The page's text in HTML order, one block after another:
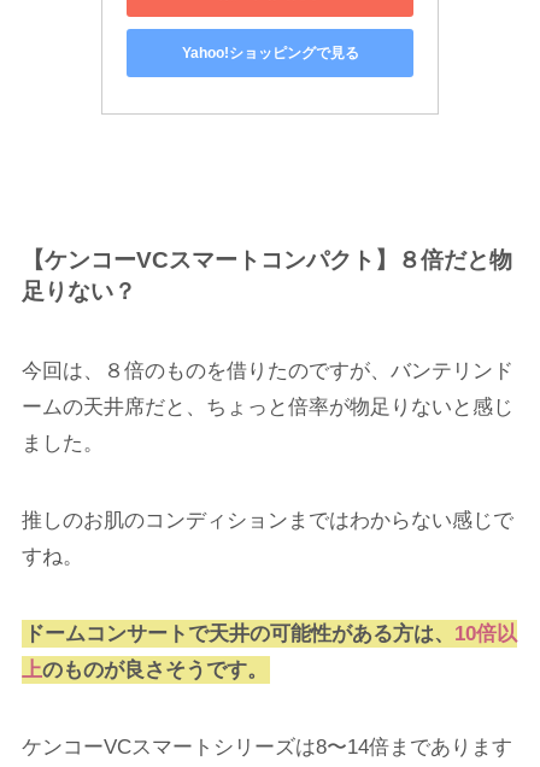
Yahoo!ショッピングで見る
【ケンコーVCスマートコンパクト】８倍だと物
足りない？
今回は、８倍のものを借りたのですが、バンテリンド
ームの天井席だと、ちょっと倍率が物足りないと感じ
ました。
推しのお肌のコンディションまではわからない感じで
すね。
ドームコンサートで天井の可能性がある方は、 10倍以
上のものが良さそうです。
ケンコーVCスマートシリーズは8〜14倍まであります